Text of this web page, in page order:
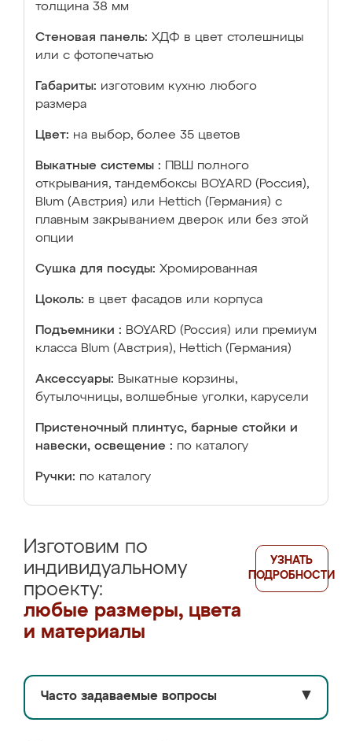
толщина 38 мм
Стеновая панель: ХДФ в цвет столешницы
или с фотопечатью
Габариты: изготовим кухню любого
размера
Цвет: на выбор, более 35 цветов
Выкатные системы :
ПВШ полного
открывания, тандембоксы BOYARD (Россия),
Blum (Австрия) или Hettich (Германия) с
плавным закрыванием дверок или без этой
опции
Сушка для посуды: Хромированная
Цоколь: в цвет фасадов или корпуса
Подъемники : BOYARD (Россия) или премиум
класса Blum (Австрия), Hettich (Германия)
Аксессуары: Выкатные корзины,
бутылочницы, волшебные уголки, карусели
Пристеночный плинтус, барные стойки и
навески, освещение : по каталогу
Ручки: по каталогу
Изготовим по
индивидуальному
проекту:
любые размеры, цвета
и материалы
УЗНАТЬ
ПОДРОБНОСТИ
Часто задаваемые вопросы ▼